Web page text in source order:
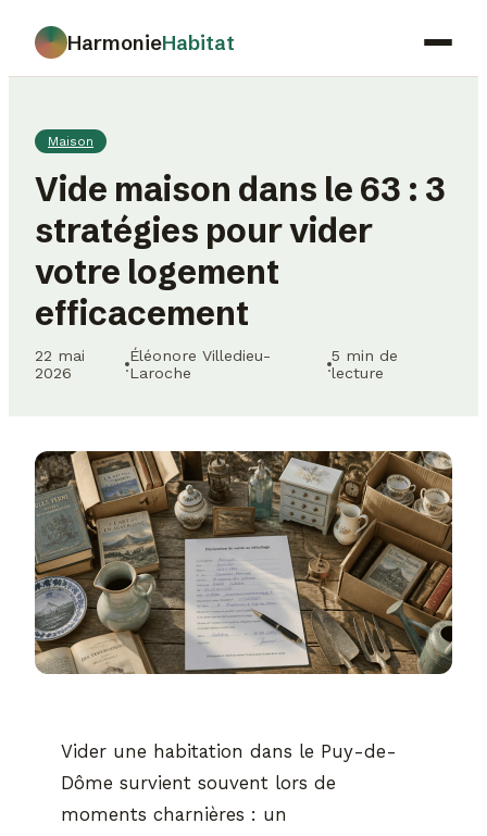
HarmonieHabitat
Déco
Jardinage
Immobilier
Gastronomie
Maison
Vide maison dans le 63 : 3
stratégies pour vider
votre logement
efficacement
22 mai
2026
·
Éléonore Villedieu-
Laroche
·
5 min de
lecture
Vider une habitation dans le Puy-de-
Dôme survient souvent lors de
moments charnières : un